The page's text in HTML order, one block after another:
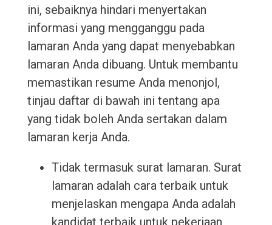
ini, sebaiknya hindari menyertakan
informasi yang mengganggu pada
lamaran Anda yang dapat menyebabkan
lamaran Anda dibuang. Untuk membantu
memastikan resume Anda menonjol,
tinjau daftar di bawah ini tentang apa
yang tidak boleh Anda sertakan dalam
lamaran kerja Anda.
Tidak termasuk surat lamaran. Surat
lamaran adalah cara terbaik untuk
menjelaskan mengapa Anda adalah
kandidat terbaik untuk pekerjaan